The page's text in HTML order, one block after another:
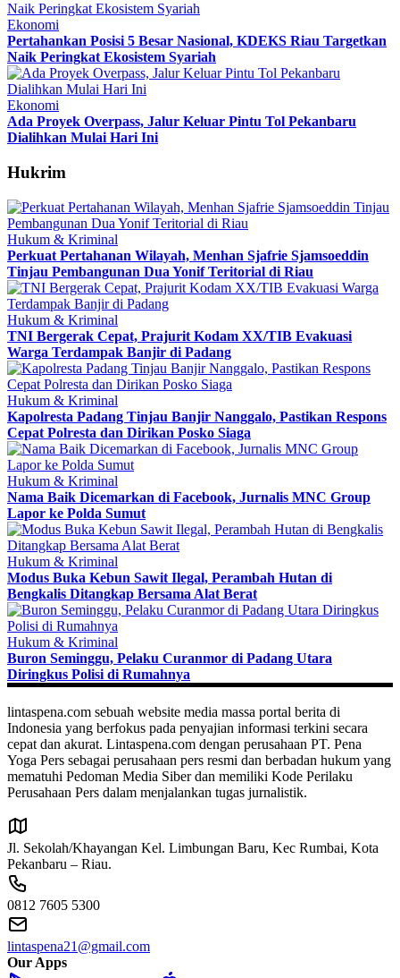
Ekonomi
Pertahankan Posisi 5 Besar Nasional, KDEKS Riau Targetkan
Naik Peringkat Ekosistem Syariah
Ekonomi
Ada Proyek Overpass, Jalur Keluar Pintu Tol Pekanbaru
Dialihkan Mulai Hari Ini
Hukrim
Hukum & Kriminal
Perkuat Pertahanan Wilayah, Menhan Sjafrie Sjamsoeddin
Tinjau Pembangunan Dua Yonif Teritorial di Riau
Hukum & Kriminal
TNI Bergerak Cepat, Prajurit Kodam XX/TIB Evakuasi
Warga Terdampak Banjir di Padang
Hukum & Kriminal
Kapolresta Padang Tinjau Banjir Nanggalo, Pastikan Respons
Cepat Polresta dan Dirikan Posko Siaga
Hukum & Kriminal
Nama Baik Dicemarkan di Facebook, Jurnalis MNC Group
Lapor ke Polda Sumut
Hukum & Kriminal
Modus Buka Kebun Sawit Ilegal, Perambah Hutan di
Bengkalis Ditangkap Bersama Alat Berat
Hukum & Kriminal
Buron Seminggu, Pelaku Curanmor di Padang Utara
Diringkus Polisi di Rumahnya
lintaspena.com sebuah website media massa portal berita di
Indonesia yang berfokus pada penyajian informasi terkini secara
cepat dan akurat. Lintaspena.com dengan perusahaan PT. Pena
Yoga Pers sebagai perusahaan pers resmi dan berbadan hukum yang
mematuhi Pedoman Media Siber dan memiliki Kode Perilaku
Perusahaan Pers dalam menjalankan tugas jurnalistik.
Jl. Sekolah/Khayangan Kel. Limbungan Baru, Kec Rumbai, Kota
Pekanbaru – Riau.
0812 7605 5300
lintaspena21@gmail.com
Our Apps